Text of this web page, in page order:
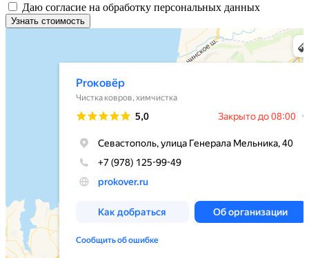
Даю согласие на обработку персональных данных
Узнать стоимость